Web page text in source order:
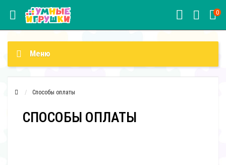
0
Меню
Способы оплаты
СПОСОБЫ ОПЛАТЫ